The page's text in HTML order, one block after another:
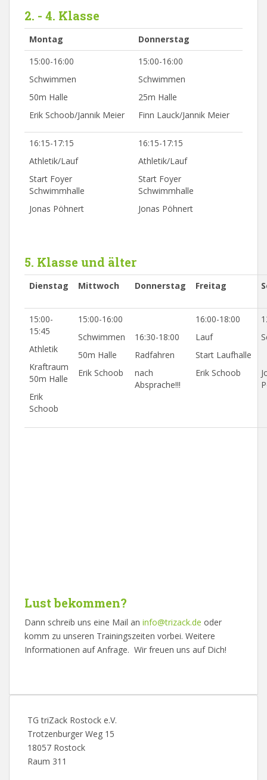
2. - 4. Klasse
Montag
Donnerstag
15:00-16:00
Schwimmen
50m Halle
Erik Schoob/Jannik Meier
15:00-16:00
Schwimmen
25m Halle
Finn Lauck/Jannik Meier
16:15-17:15
Athletik/Lauf
Start Foyer
Schwimmhalle
Jonas Pöhnert
16:15-17:15
Athletik/Lauf
Start Foyer
Schwimmhalle
Jonas Pöhnert
5. Klasse und älter
Dienstag Mittwoch Donnerstag Freitag
15:00-
15:45
Athletik
Kraftraum
50m Halle
Erik
Schoob
15:00-16:00
Schwimmen
50m Halle
Erik Schoob
16:30-18:00
Radfahren
nach
Absprache!!!
16:00-18:00
Lauf
Start Laufhalle
Erik Schoob
Lust bekommen?
Dann schreib uns eine Mail an info@trizack.de oder
komm zu unseren Trainingszeiten vorbei. Weitere
Informationen auf Anfrage. Wir freuen uns auf Dich!
TG triZack Rostock e.V.
Trotzenburger Weg 15
18057 Rostock
Raum 311